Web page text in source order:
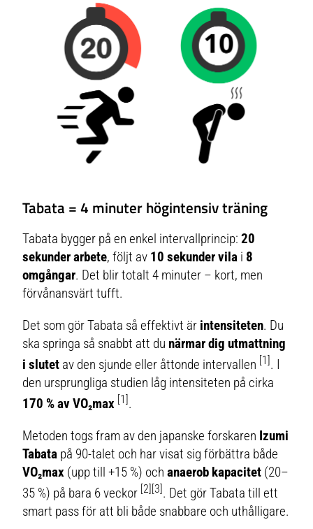
Tabata = 4 minuter högintensiv träning
Tabata bygger på en enkel intervallprincip:20
sekunder arbete, följt av 10 sekunder vila i 8
omgångar. Det blir totalt 4 minuter – kort, men
förvånansvärt tufft.
Det som gör Tabata så effektivt är intensiteten. Du
ska springa så snabbt att dunärmar dig utmattning
i slutet av den sjunde eller åttonde intervallen [1]. I
den ursprungliga studien låg intensiteten på cirka
170 % av VO₂max [1].
Metoden togs fram av den japanske forskaren Izumi
Tabata på 90-talet och har visat sig förbättra både
VO₂max (upp till +15 %) ochanaerob kapacitet (20–
35 %) på bara 6 veckor [2][3]. Det gör Tabata till ett
smart pass för att bli både snabbare och uthålligare.